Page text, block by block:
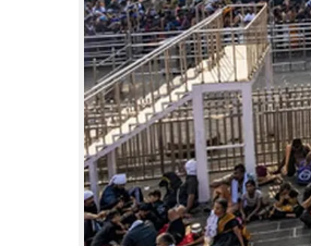
LIFESTYLE
SPIRITUAL